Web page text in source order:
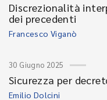
Discrezionalità
dei precedenti
Francesco Viganò
30 Giugno 2025
Sicurezza per
Emilio Dolcini